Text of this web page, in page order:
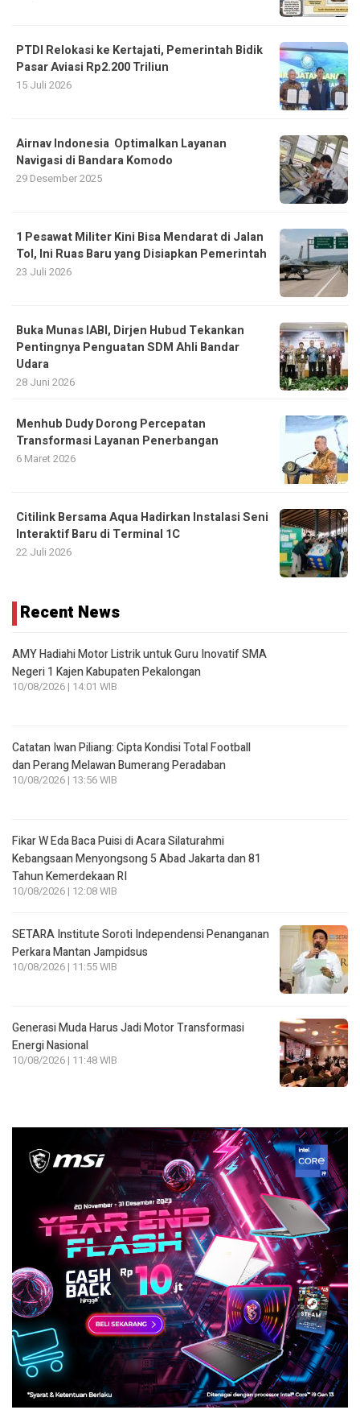
PTDI Relokasi ke Kertajati, Pemerintah Bidik
Pasar Aviasi Rp2.200 Triliun
15 Juli 2026
Airnav Indonesia Optimalkan Layanan
Navigasi di Bandara Komodo
29 Desember 2025
1 Pesawat Militer Kini Bisa Mendarat di Jalan
Tol, Ini Ruas Baru yang Disiapkan Pemerintah
23 Juli 2026
Buka Munas IABI, Dirjen Hubud Tekankan
Pentingnya Penguatan SDM Ahli Bandar
Udara
28 Juni 2026
Menhub Dudy Dorong Percepatan
Transformasi Layanan Penerbangan
6 Maret 2026
Citilink Bersama Aqua Hadirkan Instalasi Seni
Interaktif Baru di Terminal 1C
22 Juli 2026
Recent News
AMY Hadiahi Motor Listrik untuk Guru Inovatif SMA
Negeri 1 Kajen Kabupaten Pekalongan
10/08/2026 | 14:01 WIB
Catatan Iwan Piliang: Cipta Kondisi Total Football
dan Perang Melawan Bumerang Peradaban
10/08/2026 | 13:56 WIB
Fikar W Eda Baca Puisi di Acara Silaturahmi
Kebangsaan Menyongsong 5 Abad Jakarta dan 81
Tahun Kemerdekaan RI
10/08/2026 | 12:08 WIB
SETARA Institute Soroti Independensi Penanganan
Perkara Mantan Jampidsus
10/08/2026 | 11:55 WIB
Generasi Muda Harus Jadi Motor Transformasi
Energi Nasional
10/08/2026 | 11:48 WIB